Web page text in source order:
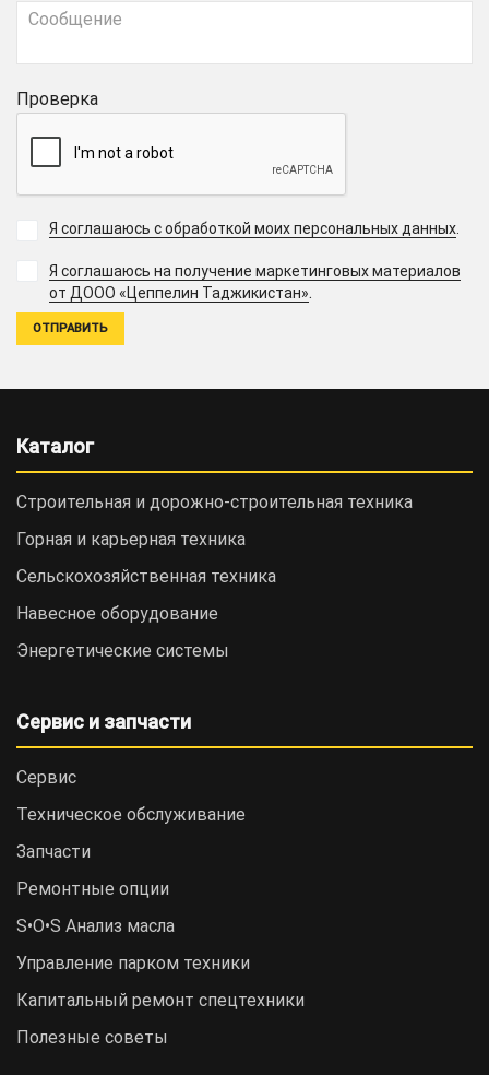
Проверка
Я соглашаюсь с обработкой моих персональных данных.
Я соглашаюсь на получение маркетинговых материалов
от ДООО «Цеппелин Таджикистан».
Каталог
Строительная и дорожно-cтроительная техника
Горная и карьерная техника
Сельскохозяйственная техника
Навесное оборудование
Энергетические системы
Сервис и запчасти
Сервис
Техническое обслуживание
Запчасти
Ремонтные опции
S•O•S Анализ масла
Управление парком техники
Капитальный ремонт спецтехники
Полезные советы